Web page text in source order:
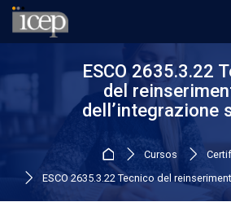
Skip to navigation
Skip to login form
Salta al contenido principal
Skip to footer
ESCO 2635.3.22
del
dell’integrazione
Página Principal
Cursos